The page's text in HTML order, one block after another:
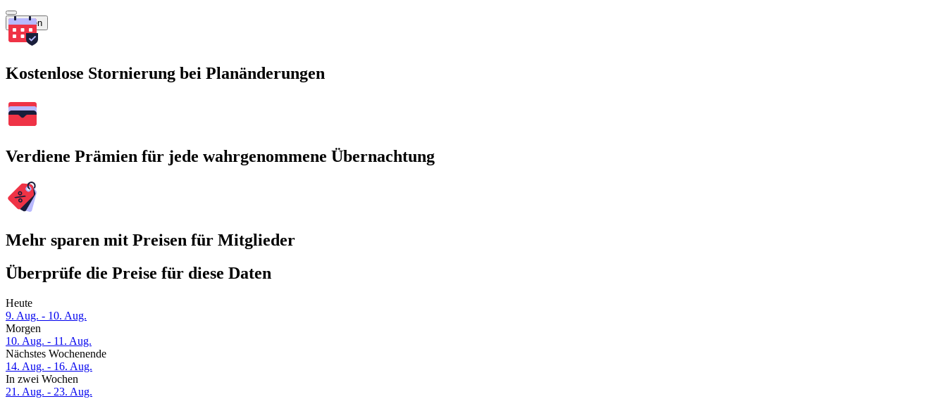
Suchen
Kostenlose Stornierung bei Planänderungen
Verdiene Prämien für jede wahrgenommene Übernachtung
Mehr sparen mit Preisen für Mitglieder
Überprüfe die Preise für diese Daten
Heute
9. Aug. - 10. Aug.
Morgen
10. Aug. - 11. Aug.
Nächstes Wochenende
14. Aug. - 16. Aug.
In zwei Wochen
21. Aug. - 23. Aug.